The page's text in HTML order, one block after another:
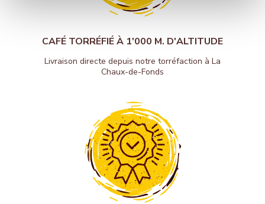
CAFÉ TORRÉFIÉ À 1'000 M. D'ALTITUDE
Livraison directe depuis notre torréfaction à La
Chaux-de-Fonds